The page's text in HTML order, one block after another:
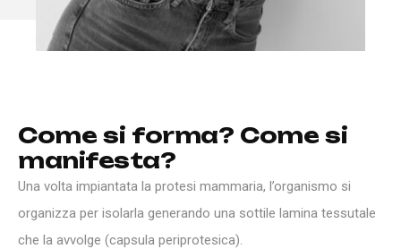
Come si forma? Come si
manifesta?
Una volta impiantata la protesi mammaria, l’organismo si
organizza per isolarla generando una sottile lamina tessutale
che la avvolge (capsula periprotesica).